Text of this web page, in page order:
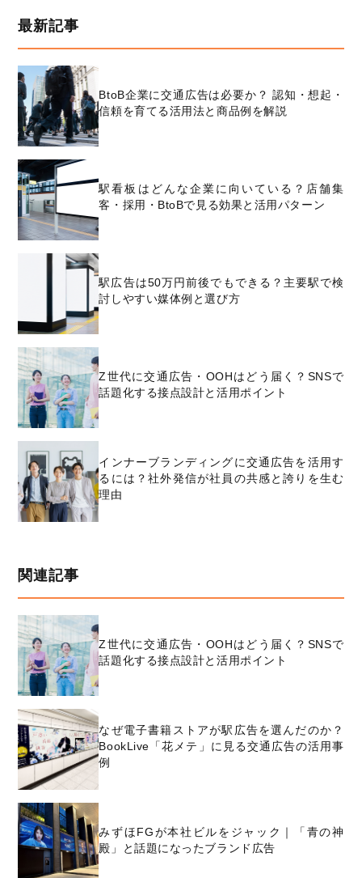
最新記事
BtoB企業に交通広告は必要か？ 認知・想起・
信頼を育てる活用法と商品例を解説
駅看板はどんな企業に向いている？店舗集
客・採用・BtoBで見る効果と活用パターン
駅広告は50万円前後でもできる？主要駅で検
討しやすい媒体例と選び方
Z世代に交通広告・OOHはどう届く？SNSで
話題化する接点設計と活用ポイント
インナーブランディングに交通広告を活用す
るには？社外発信が社員の共感と誇りを生む
理由
関連記事
Z世代に交通広告・OOHはどう届く？SNSで
話題化する接点設計と活用ポイント
なぜ電子書籍ストアが駅広告を選んだのか？
BookLive「花メテ」に見る交通広告の活用事
例
みずほFGが本社ビルをジャック｜「青の神
殿」と話題になったブランド広告